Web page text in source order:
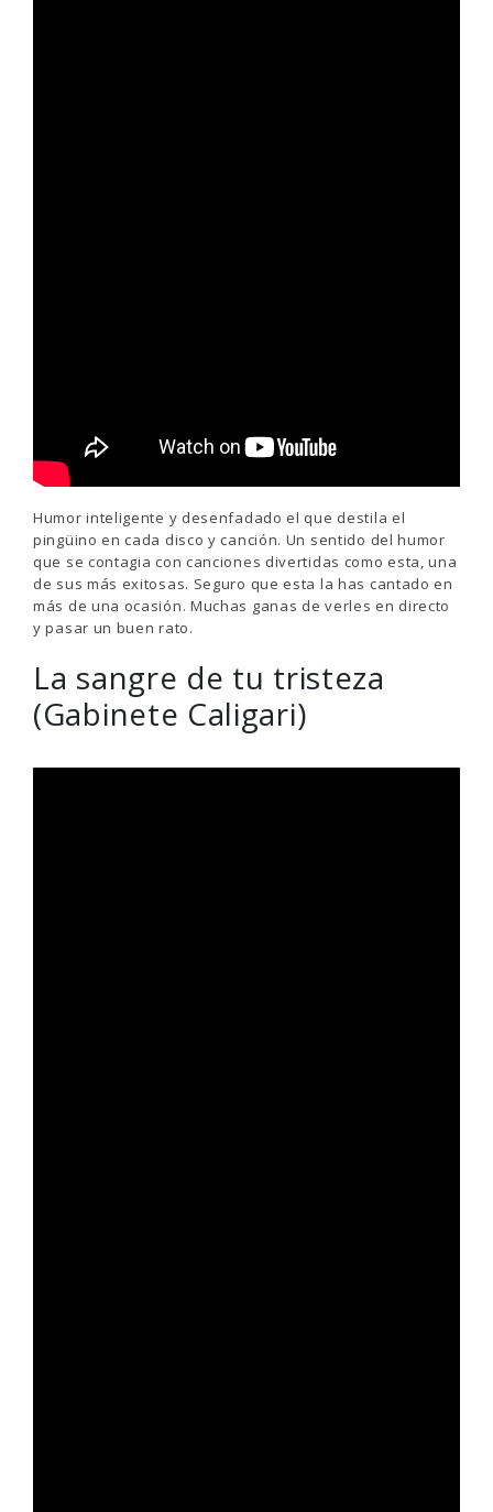
Humor inteligente y desenfadado el que destila el
pingüino en cada disco y canción. Un sentido del humor
que se contagia con canciones divertidas como esta, una
de sus más exitosas. Seguro que esta la has cantado en
más de una ocasión. Muchas ganas de verles en directo
y pasar un buen rato.
La sangre de tu tristeza
(Gabinete Caligari)